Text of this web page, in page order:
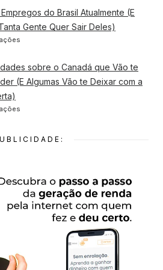
do Brasil Atualmente (E
Gente Quer Sair Deles)
sobre o Canadá que Vão te
(E Algumas Vão te Deixar com a